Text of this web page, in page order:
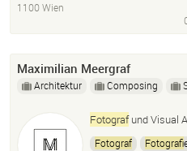
1100 Wien
Maximilian Meergraf
Architektur Composing
Fotografund Visual
Fotograf Fotograf